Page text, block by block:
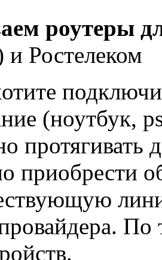
роутеры
и Ростелеком
(ноутбук,
приобрести